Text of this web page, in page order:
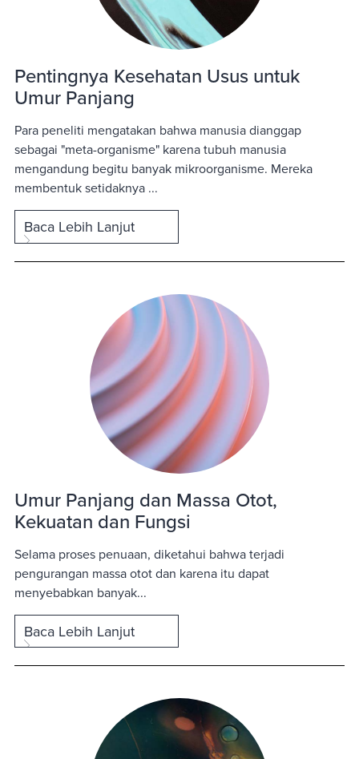
Pentingnya Kesehatan Usus untuk
Umur Panjang
Para peneliti mengatakan bahwa manusia dianggap
sebagai "meta-organisme" karena tubuh manusia
mengandung begitu banyak mikroorganisme. Mereka
membentuk setidaknya ...
Baca Lebih Lanjut
Umur Panjang dan Massa Otot,
Kekuatan dan Fungsi
Selama proses penuaan, diketahui bahwa terjadi
pengurangan massa otot dan karena itu dapat
menyebabkan banyak...
Baca Lebih Lanjut